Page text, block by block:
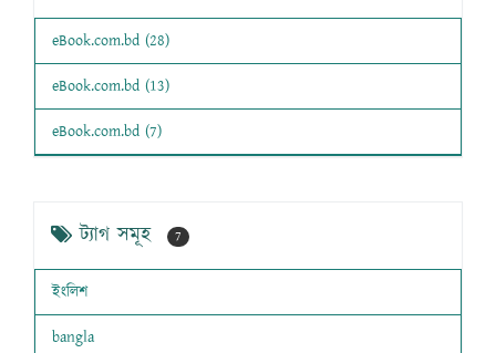
eBook.com.bd (28)
eBook.com.bd (13)
eBook.com.bd (7)
ট্যাগ সমূহ 7
ইংলিশ
bangla